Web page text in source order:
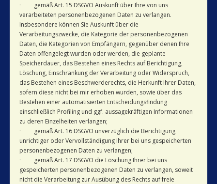
· gemäß Art. 15 DSGVO Auskunft über Ihre von uns
verarbeiteten personenbezogenen Daten zu verlangen.
Insbesondere können Sie Auskunft über die
Verarbeitungszwecke, die Kategorie der personenbezogenen
Daten, die Kategorien von Empfängern, gegenüber denen Ihre
Daten offengelegt wurden oder werden, die geplante
Speicherdauer, das Bestehen eines Rechts auf Berichtigung,
Löschung, Einschränkung der Verarbeitung oder Widerspruch,
das Bestehen eines Beschwerderechts, die Herkunft Ihrer Daten,
sofern diese nicht bei mir erhoben wurden, sowie über das
Bestehen einer automatisierten Entscheidungsfindung
einschließlich Profiling und ggf. aussagekräftigen Informationen
zu deren Einzelheiten verlangen;
· gemäß Art. 16 DSGVO unverzüglich die Berichtigung
unrichtiger oder Vervollständigung Ihrer bei uns gespeicherten
personenbezogenen Daten zu verlangen;
· gemäß Art. 17 DSGVO die Löschung Ihrer bei uns
gespeicherten personenbezogenen Daten zu verlangen, soweit
nicht die Verarbeitung zur Ausübung des Rechts auf freie